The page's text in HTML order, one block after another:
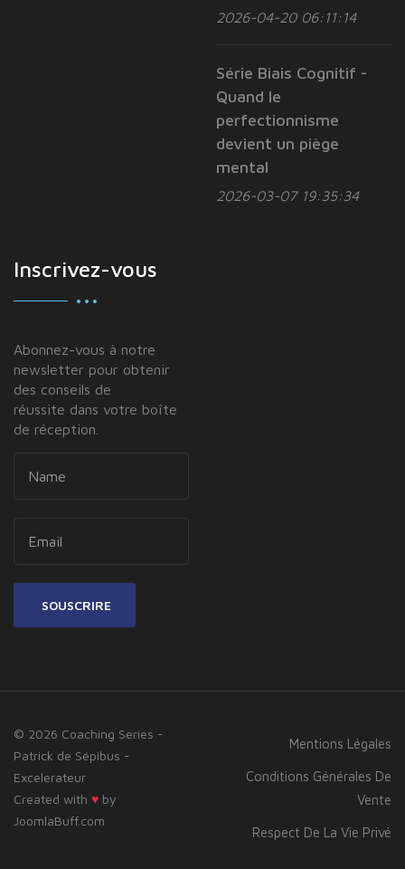
2026-04-20 06:11:14
Série Biais Cognitif -
Quand le
perfectionnisme
devient un piège
mental
2026-03-07 19:35:34
Inscrivez-vous
Abonnez-vous à notre
newsletter pour obtenir
des conseils de
réussite dans votre boîte
de réception.
SOUSCRIRE
© 2026 Coaching Series -
Patrick de Sépibus -
Excelerateur
Created with ♥ by
JoomlaBuff.com
Mentions Légales
Conditions Générales De
Vente
Respect De La Vie Privé